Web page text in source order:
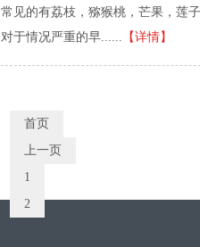
常见的有荔枝，猕猴桃，芒果，莲
对于情况严重的早......
【详情】
首页
上一页
1
2